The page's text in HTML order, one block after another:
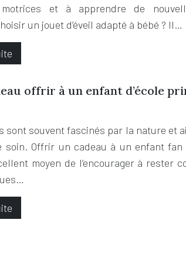
motrices et à apprendre de
un jouet d’éveil adapté à bébé ? Il…
offrir à un enfant d’école
sont souvent fascinés par la nature et
soin. Offrir un cadeau à un enfant
moyen de l’encourager à rester